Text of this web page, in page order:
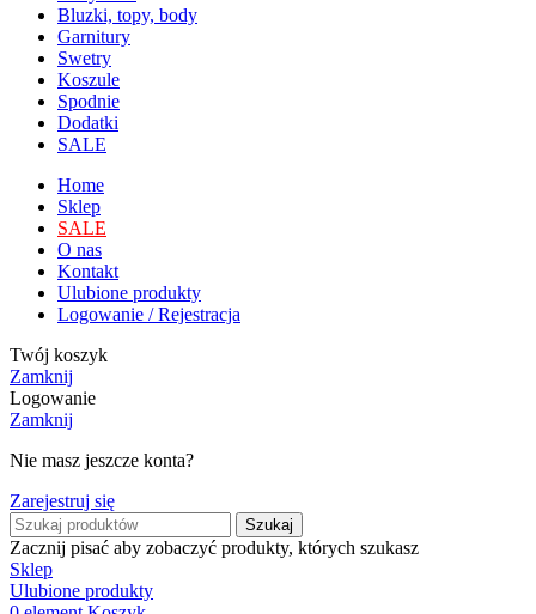
Bluzki, topy, body
Garnitury
Swetry
Koszule
Spodnie
Dodatki
SALE
Home
Sklep
SALE
O nas
Kontakt
Ulubione produkty
Logowanie / Rejestracja
Twój koszyk
Zamknij
Logowanie
Zamknij
Nie masz jeszcze konta?
Zarejestruj się
Szukaj
Zacznij pisać aby zobaczyć produkty, których szukasz
Sklep
Ulubione produkty